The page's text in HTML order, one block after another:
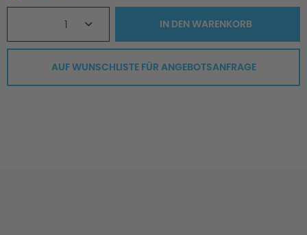
1 IN DENWARENKORB
AUF WUNSCHLISTE FÜR ANGEBOTSANFRAGE